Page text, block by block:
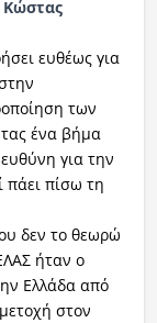
Κώστας
ευθέως για
των
ένα βήμα
για την
πάει πίσω τη
δεν το θεωρώ
ήταν ο
Ελλάδα από
στον